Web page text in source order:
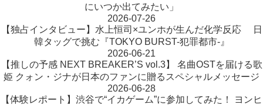
にいつか出てみたい」
2026-07-26
【独占インタビュー】水上恒司×ユンホが生んだ化学反応 日
韓タッグで挑む『TOKYO BURST-犯罪都市-』
2026-06-21
【推しの予感 NEXT BREAKER’S vol.3】 名曲OSTを届ける歌
姫 クォン・ジナが日本のファンに贈るスペシャルメッセージ
2026-06-28
【体験レポート】渋谷で“イカゲーム”に参加してみた！ ヨンヒ